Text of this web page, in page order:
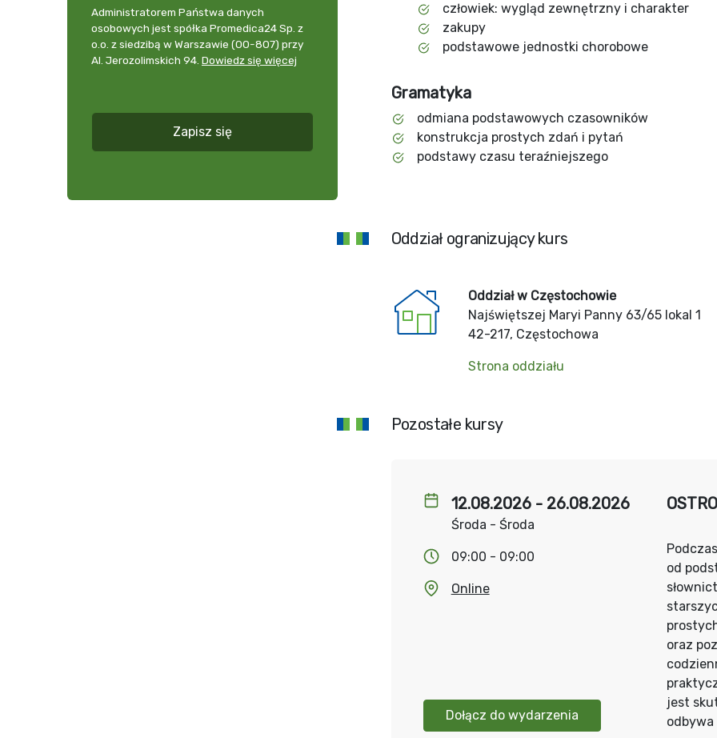
momencie
udzielonej
zgody
+
przedstawianie
Administrator
danych
osobowych
Administratorem Państwa danych
osobowych jest spółka Promedica24 Sp. z
o.o. z siedzibą w Warszawie (00-807) przy
Al. Jerozolimskich 94. Dowiedz się więcej
Zapisz się
człowiek: wygląd zewnętrzny i charakter
zakupy
podstawowe jednostki chorobowe
Gramatyka
odmiana podstawowych czasowników
konstrukcja prostych zdań i pytań
podstawy czasu teraźniejszego
Oddział ogranizujący kurs
Oddział w Częstochowie
Najświętszej Maryi Panny 63/65 lokal 1
42-217, Częstochowa
Strona oddziału
Pozostałe kursy
12.08.2026 - 26.08.2026
Środa - Środa
09:00 - 09:00
Online
Dołącz do wydarzenia
od
oraz
jest